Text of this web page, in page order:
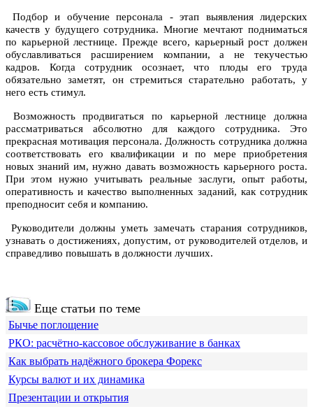
Подбор и обучение персонала - этап выявления лидерских
качеств у будущего сотрудника. Многие мечтают подниматься
по карьерной лестнице. Прежде всего, карьерный рост должен
обуславливаться расширением компании, а не текучестью
кадров. Когда сотрудник осознает, что плоды его труда
обязательно заметят, он стремиться старательно работать, у
него есть стимул.
Возможность продвигаться по карьерной лестнице должна
рассматриваться абсолютно для каждого сотрудника. Это
прекрасная мотивация персонала. Должность сотрудника должна
соответствовать его квалификации и по мере приобретения
новых знаний им, нужно давать возможность карьерного роста.
При этом нужно учитывать реальные заслуги, опыт работы,
оперативность и качество выполненных заданий, как сотрудник
преподносит себя и компанию.
Руководители должны уметь замечать старания сотрудников,
узнавать о достижениях, допустим, от руководителей отделов, и
справедливо повышать в должности лучших.
Еще статьи по теме
Бычье поглощение
РКО: расчётно-кассовое обслуживание в банках
Как выбрать надёжного брокера Форекс
Курсы валют и их динамика
Презентации и открытия